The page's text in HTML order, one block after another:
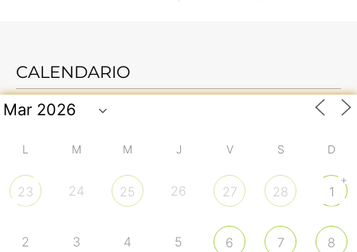
CALENDARIO
L M M J V S D
23 24 25 26 27 28 1
+
2 3 4 5 6 7 8